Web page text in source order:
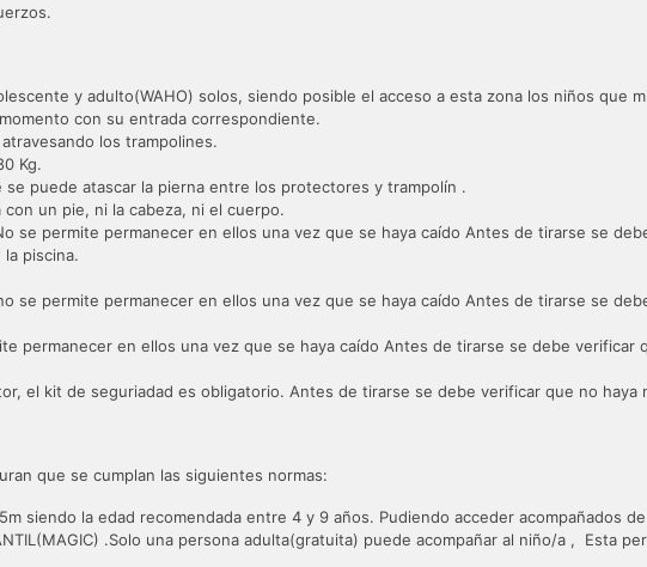
y adulto(WAHO) solos, siendo posible el acceso a esta zona los niños que
con su entrada correspondiente.
los trampolines.
Kg.
puede atascar la pierna entre los protectores y trampolín .
un pie, ni la cabeza, ni el cuerpo.
se permite permanecer en ellos una vez que se haya caído Antes de tirarse se
la piscina.
se permite permanecer en ellos una vez que se haya caído Antes de tirarse se
permanecer en ellos una vez que se haya caído Antes de tirarse se debe verificar
el kit de seguriadad es obligatorio. Antes de tirarse se debe verificar que no haya
que se cumplan las siguientes normas:
siendo la edad recomendada entre 4 y 9 años. Pudiendo acceder acompañados
.Solo una persona adulta(gratuita) puede acompañar al niño/a , Esta